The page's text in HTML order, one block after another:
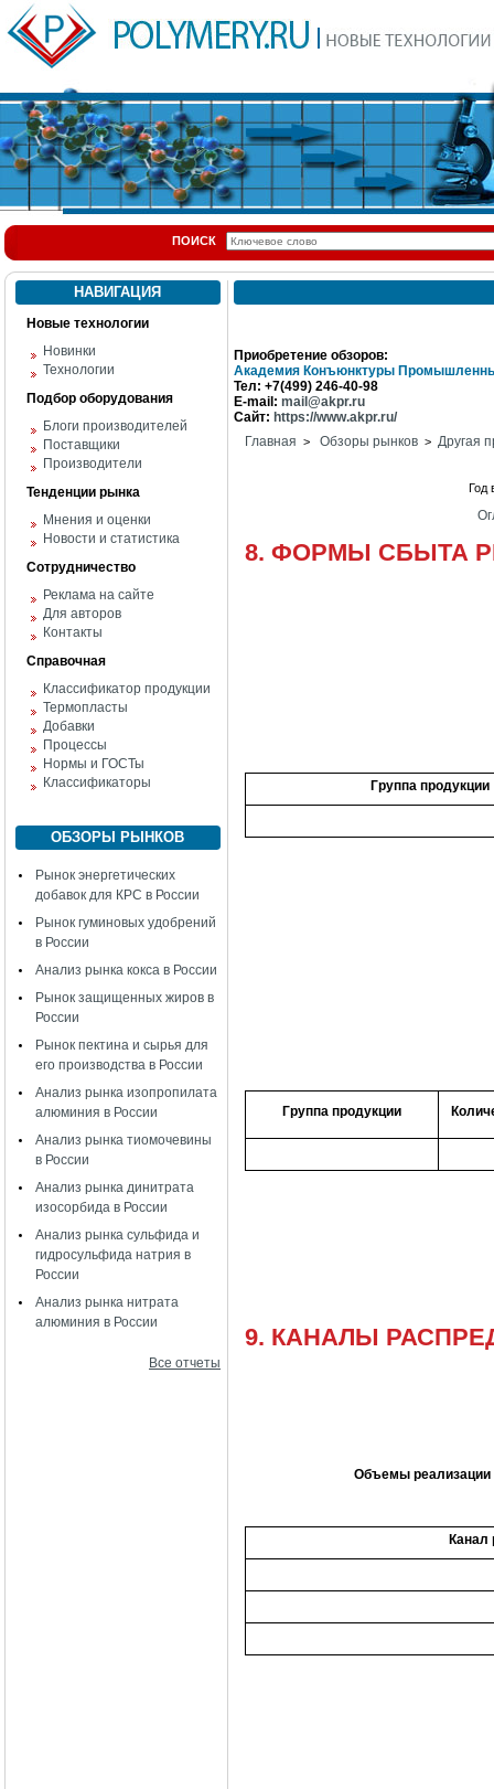
ПОИСК
НАВИГАЦИЯ
Новые технологии
Новинки
Технологии
Подбор оборудования
Блоги производителей
Поставщики
Производители
Тенденции рынка
Мнения и оценки
Новости и статистика
Сотрудничество
Реклама на сайте
Для авторов
Контакты
Справочная
Классификатор продукции
Термопласты
Добавки
Процессы
Нормы и ГОСТы
Классификаторы
ОБЗОРЫ РЫНКОВ
Рынок энергетических
добавок для КРС в России
Рынок гуминовых удобрений
в России
Анализ рынка кокса в России
Рынок защищенных жиров в
России
Рынок пектина и сырья для
его производства в России
Анализ рынка изопропилата
алюминия в России
Анализ рынка тиомочевины
в России
Анализ рынка динитрата
изосорбида в России
Анализ рынка сульфида и
гидросульфида натрия в
России
Анализ рынка нитрата
алюминия в России
Все отчеты
Приобретение обзоров:
Академия Конъюнктуры
Тел: +7(499) 246-40-98
E-mail: mail@akpr.ru
Сайт: https://www.akpr.ru/
Главная > Обзоры рынков > Другая
Год
8. ФОРМЫ СБЫТА
Группа продукции
Группа продукции
9. КАНАЛЫ
Объемы реализации
Канал